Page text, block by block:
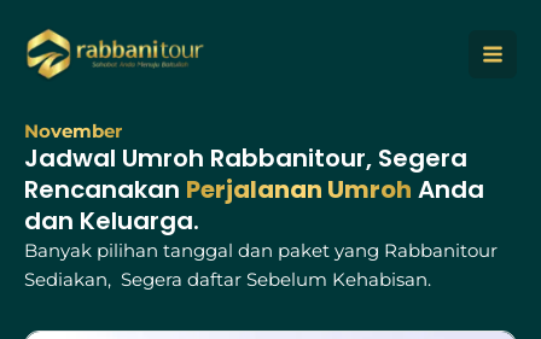
konten
November
Jadwal Umroh Rabbanitour, Segera
Rencanakan Perjalanan Umroh Anda
dan Keluarga.
Banyak pilihan tanggal dan paket yang Rabbanitour
Sediakan, Segera daftar Sebelum Kehabisan.